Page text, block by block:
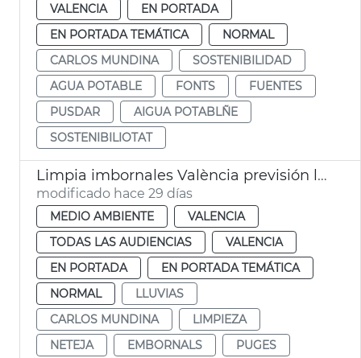
VALENCIA
EN PORTADA
EN PORTADA TEMÁTICA
NORMAL
CARLOS MUNDINA
SOSTENIBILIDAD
AGUA POTABLE
FONTS
FUENTES
PUSDAR
AIGUA POTABLÑE
SOSTENIBILIOTAT
Limpia imbornales València previsión lluvias verano
modificado hace 29 días
MEDIO AMBIENTE
VALENCIA
TODAS LAS AUDIENCIAS
VALENCIA
EN PORTADA
EN PORTADA TEMÁTICA
NORMAL
LLUVIAS
CARLOS MUNDINA
LIMPIEZA
NETEJA
EMBORNALS PUGES